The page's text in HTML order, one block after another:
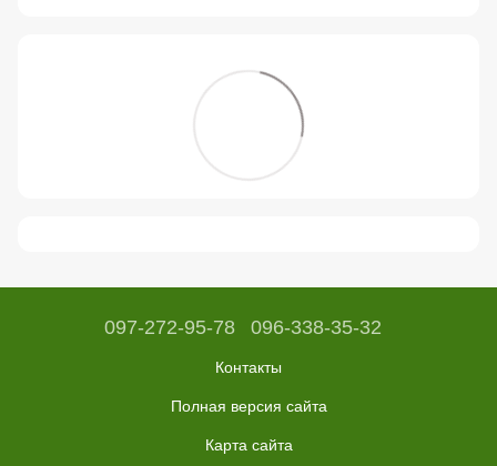
097-272-95-78 096-338-35-32
Контакты
Полная версия сайта
Карта сайта